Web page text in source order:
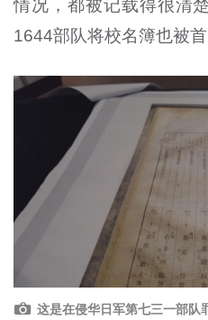
情况，都被记载得很清
1644部队将校名簿也被首
这是在侵华日军第七三一部队